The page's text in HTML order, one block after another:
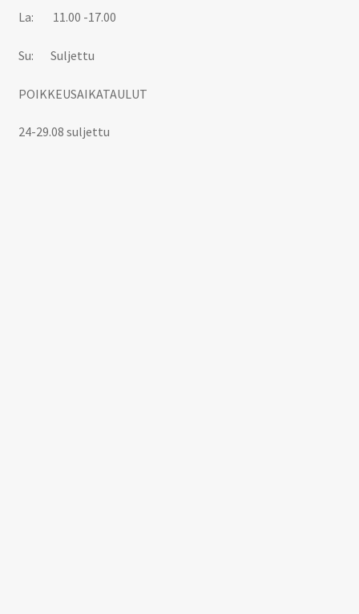
La: 11.00 -17.00
Su: Suljettu
POIKKEUSAIKATAULUT
24-29.08 suljettu